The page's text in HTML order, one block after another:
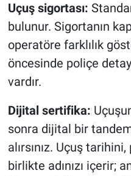
Uçuş sigortası:
bulunur. Sigortanın
operatöre farklılık
öncesinde poliçe
vardır.
Dijital sertifika:
sonra dijital bir
alırsınız. Uçuş
birlikte adınızı içerir;